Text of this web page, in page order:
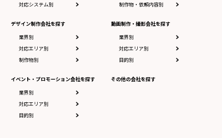
対応システム別
デザイン制作会社を探す
業界別
対応エリア別
制作物別
イベント・プロモーション会社を探す
業界別
対応エリア別
目的別
制作物・依頼内容別
動画制作・撮影会社を探す
業界別
対応エリア別
目的別
その他の会社を探す